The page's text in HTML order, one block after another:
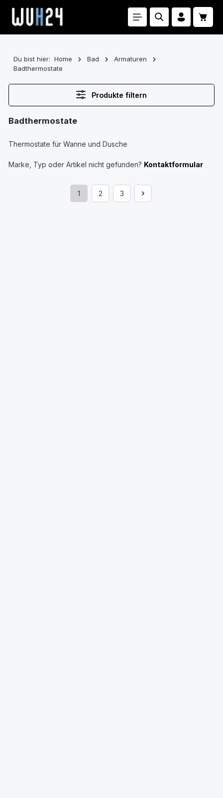
Zum Hauptinhalt springen
Du bist hier: Home Bad
Armaturen
Badthermostate
Produkte filtern
Badthermostate
Thermostate für Wanne und Dusche
Marke, Typ oder Artikel nicht gefunden? Kontaktformular
Seite
1
Seite
2
Seite
3